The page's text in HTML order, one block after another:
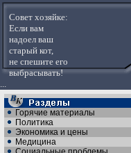
Совет хозяйке:
Если вам
надоел ваш
старый кот,
не спешите его
выбрасывать!
...
Горячие материалы
Политика
Экономика и цены
Медицина